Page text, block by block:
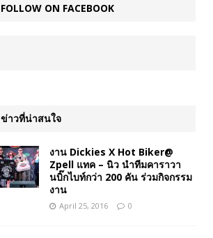
FOLLOW ON FACEBOOK
ข่าวที่น่าสนใจ
งาน Dickies X Hot Biker@
Zpell แทค – นิว นำทีมคาราวา
นบิ๊กไบท์กว่า 200 คัน ร่วมกิจกรรม
งาน
April 25, 2016 0